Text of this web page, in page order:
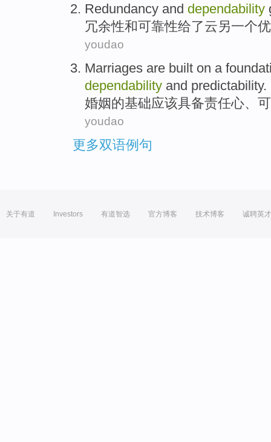
Redundancy and dependability
冗余性和可靠性给了云另一个
youdao
Marriages are built on a
dependability and predictability.
婚姻的基础应该具备责任心、
youdao
更多双语例句
关于有道 Investors 有道智选 官方博客 技术博客 诚聘英才